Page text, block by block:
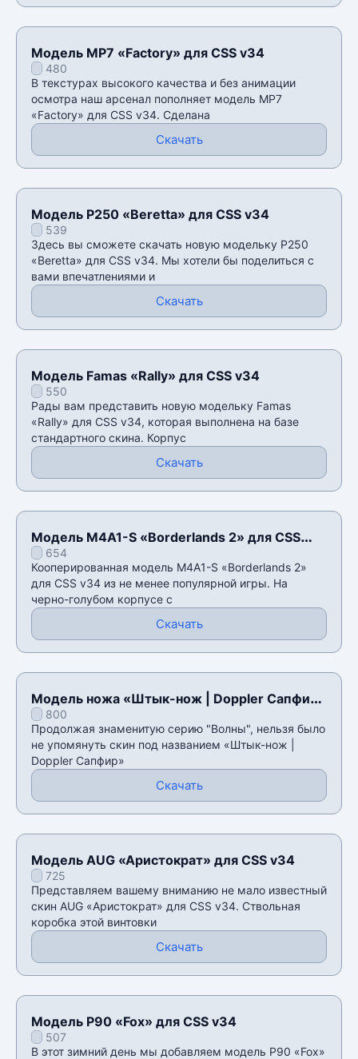
Модель MP7 «Factory» для CSS v34
480
В текстурах высокого качества и без анимации
осмотра наш арсенал пополняет модель MP7
«Factory» для CSS v34. Сделана
Скачать
Модель P250 «Beretta» для CSS v34
539
Здесь вы сможете скачать новую модельку P250
«Beretta» для CSS v34. Мы хотели бы поделиться с
вами впечатлениями и
Скачать
Модель Famas «Rally» для CSS v34
550
Рады вам представить новую модельку Famas
«Rally» для CSS v34, которая выполнена на базе
стандартного скина. Корпус
Скачать
Модель M4A1-S «Borderlands 2» для CSS
v34654
Кооперированная модель M4A1-S «Borderlands 2»
для CSS v34 из не менее популярной игры. На
черно-голубом корпусе с
Скачать
Модель ножа «Штык-нож | Doppler Сапфир»
для CSS v34
800
Продолжая знаменитую серию "Волны", нельзя было
не упомянуть скин под названием «Штык-нож |
Doppler Сапфир»
Скачать
Модель AUG «Аристократ» для CSS v34
725
Представляем вашему вниманию не мало известный
скин AUG «Аристократ» для CSS v34. Ствольная
коробка этой винтовки
Скачать
Модель P90 «Fox» для CSS v34
507
В этот зимний день мы добавляем модель P90 «Fox»